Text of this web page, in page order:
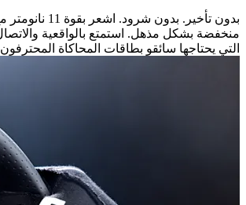
بدون تأخير. بدون
منخفضة بشكل مذهل. استمتع بالواقعية
التي يحتاجها سائقو بطاقات المحاكاة